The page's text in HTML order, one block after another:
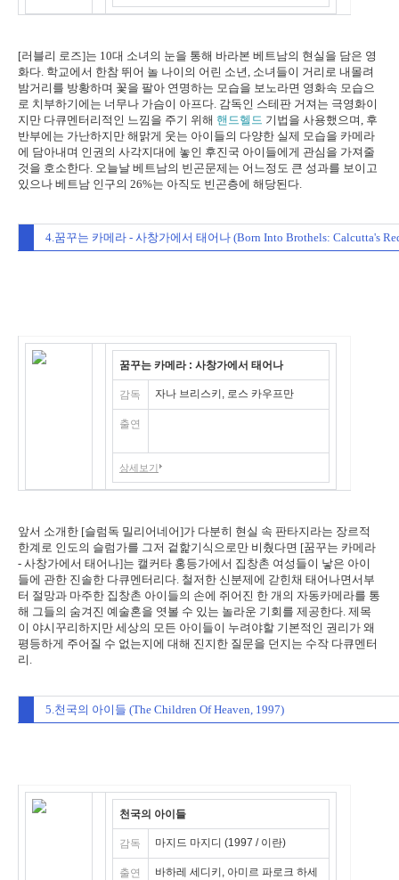
[러블리 로즈]는 10대 소녀의 눈을 통해 바라본 베트남의 현실을 담은 영
화다. 학교에서 한참 뛰어 놀 나이의 어린 소년, 소녀들이 거리로 내몰려
밤거리를 방황하며 꽃을 팔아 연명하는 모습을 보노라면 영화속 모습으
로 치부하기에는 너무나 가슴이 아프다. 감독인 스테판 거져는 극영화이
지만 다큐멘터리적인 느낌을 주기 위해 핸드헬드 기법을 사용했으며, 후
반부에는 가난하지만 해맑게 웃는 아이들의 다양한 실제 모습을 카메라
에 담아내며 인권의 사각지대에 놓인 후진국 아이들에게 관심을 가져줄
것을 호소한다. 오늘날 베트남의 빈곤문제는 어느정도 큰 성과를 보이고
있으나 베트남 인구의 26%는 아직도 빈곤층에 해당된다.
4.꿈꾸는 카메라 - 사창가에서 태어나 (Born Into Brothels: Calcutta's
꿈꾸는 카메라 : 사창가에서 태어나
감독
자나 브리스키, 로스 카우프만
(2004 / 인도, 미국)
출연
상세보기
앞서 소개한 [슬럼독 밀리어네어]가 다분히 현실 속 판타지라는 장르적
한계로 인도의 슬럼가를 그저 겉핥기식으로만 비췄다면 [꿈꾸는 카메라
- 사창가에서 태어나]는 캘커타 홍등가에서 집창촌 여성들이 낳은 아이
들에 관한 진솔한 다큐멘터리다. 철저한 신분제에 갇힌채 태어나면서부
터 절망과 마주한 집창촌 아이들의 손에 쥐어진 한 개의 자동카메라를 통
해 그들의 숨겨진 예술혼을 엿볼 수 있는 놀라운 기회를 제공한다. 제목
이 야시꾸리하지만 세상의 모든 아이들이 누려야할 기본적인 권리가 왜
평등하게 주어질 수 없는지에 대해 진지한 질문을 던지는 수작 다큐멘터
리.
5.천국의 아이들 (The Children Of Heaven, 1997)
천국의 아이들
감독 마지드 마지디 (1997 / 이란)
출연
바하레 세디키, 아미르 파로크 하세